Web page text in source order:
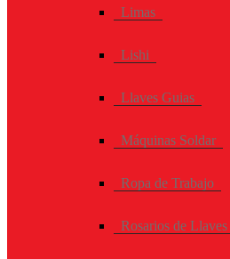
Limas
Lishi
Llaves Guias
Máquinas Soldar
Ropa de Trabajo
Rosarios de Llaves